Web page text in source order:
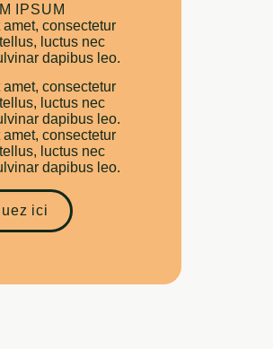
IPSUM
consectetur
luctus nec
dapibus leo.
consectetur
luctus nec
dapibus leo.
consectetur
luctus nec
dapibus leo.
ici